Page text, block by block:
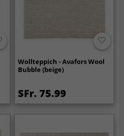
Wollteppich - Avafors Wool
Bubble (beige)
SFr. 75.99